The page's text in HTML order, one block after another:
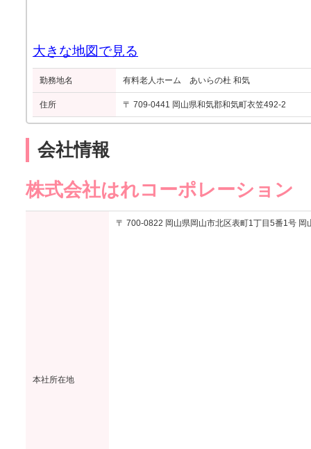
大きな地図で見る
勤務地名 有料老人ホーム あいらの杜 和気
住所 〒 709-0441 岡山県和気郡和気町衣笠492-2
会社情報
株式会社はれコーポレーション
本社所在地
〒 700-0822 岡山県岡山市北区表町1丁目5番1号 岡